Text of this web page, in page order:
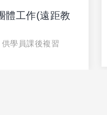
體工作(遠距教
學員課後複習